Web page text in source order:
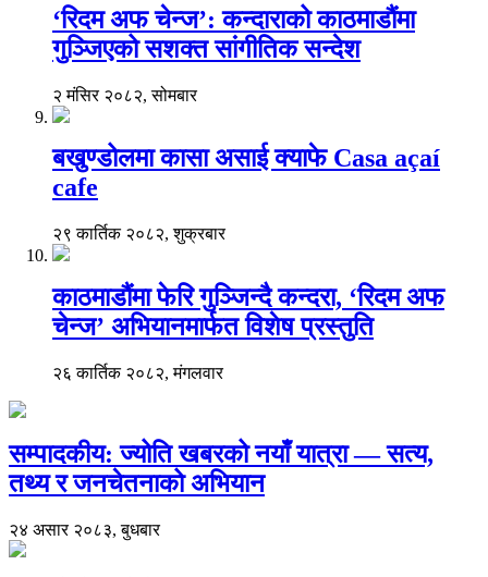
‘रिदम अफ चेन्ज’: कन्दाराको काठमाडौंमा
गुञ्जिएको सशक्त सांगीतिक सन्देश
२ मंसिर २०८२, सोमबार
बखुण्डोलमा कासा असाई क्याफे Casa açaí
cafe
२९ कार्तिक २०८२, शुक्रबार
काठमाडौंमा फेरि गुञ्जिन्दै कन्दरा, ‘रिदम अफ
चेन्ज’ अभियानमार्फत विशेष प्रस्तुति
२६ कार्तिक २०८२, मंगलवार
सम्पादकीय: ज्योति खबरको नयाँ यात्रा — सत्य,
तथ्य र जनचेतनाको अभियान
२४ असार २०८३, बुधबार